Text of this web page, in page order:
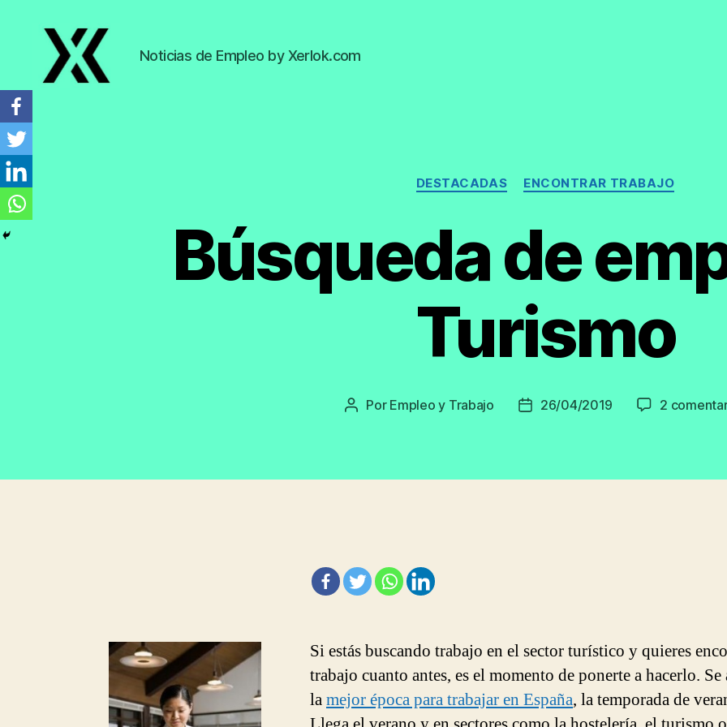
Noticias de Empleo by Xerlok.com
Categorías
DESTACADAS ENCONTRAR TRABAJO
Búsqueda de
Turismo
Autor
Por Empleo y Trabajo
Fecha26/04/2019 2
Si estás buscando trabajo en el sector turístico y quieres
trabajo cuanto antes, es el momento de ponerte a hacerlo. Se
lamejor época para trabajar en España, la temporada de